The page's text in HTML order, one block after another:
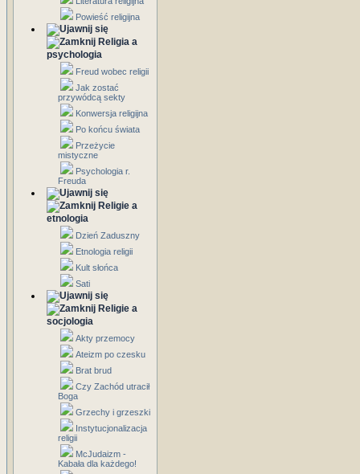
Powieść religijna
Religia a
psychologia
Freud wobec religii
Jak zostać
przywódcą sekty
Konwersja religijna
Po końcu świata
Przeżycie
mistyczne
Psychologia r.
Freuda
Religie a
etnologia
Dzień Zaduszny
Etnologia religii
Kult słońca
Sati
Religie a
socjologia
Akty przemocy
Ateizm po czesku
Brat brud
Czy Zachód utracił
Boga
Grzechy i grzeszki
Instytucjonalizacja
religii
McJudaizm -
Kabała dla każdego!